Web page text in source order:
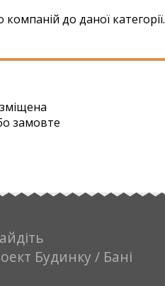
до даної категорії.
замовте
Будинку / Бані